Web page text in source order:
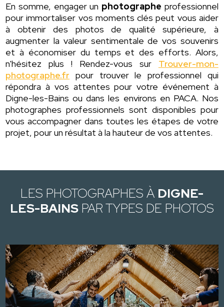
En somme, engager un photographe professionnel
pour immortaliser vos moments clés peut vous aider
à obtenir des photos de qualité supérieure, à
augmenter la valeur sentimentale de vos souvenirs
et à économiser du temps et des efforts. Alors,
n'hésitez plus ! Rendez-vous sur Trouver-mon-
photographe.fr pour trouver le professionnel qui
répondra à vos attentes pour votre événement à
Digne-les-Bains ou dans les environs en PACA. Nos
photographes professionnels sont disponibles pour
vous accompagner dans toutes les étapes de votre
projet, pour un résultat à la hauteur de vos attentes.
LES PHOTOGRAPHES À DIGNE-
LES-BAINS PAR TYPES DE PHOTOS